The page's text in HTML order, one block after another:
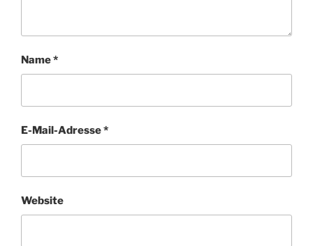
Name*
E-Mail-Adresse*
Website